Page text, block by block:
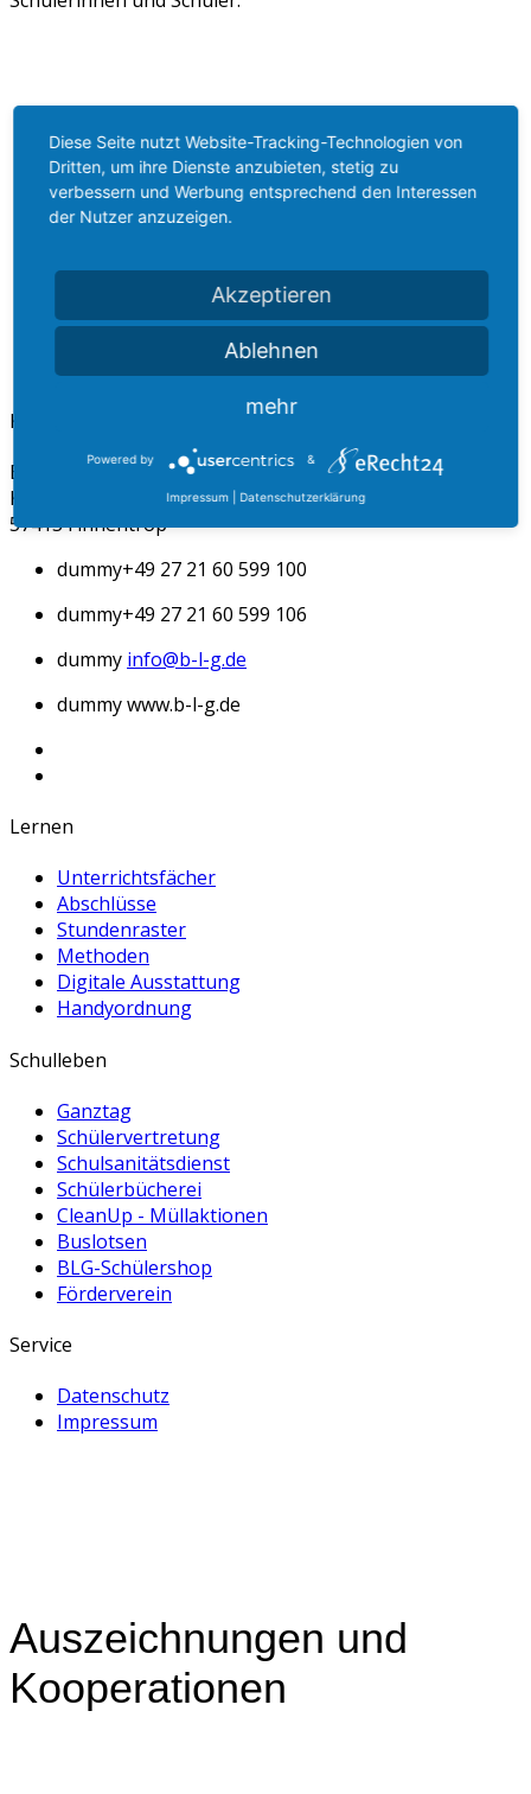
Vorheriger Beitrag: Bundeswehr informiert an der
BLGZurück
Nächster Beitrag: Schüler lernen über
MedienpräventionWeiter
Kontakt
Bigge-Lenne Gesamtschule
Kopernikusstr. 22 - 24
57413 Finnentrop
dummy+49 27 21 60 599 100
dummy+49 27 21 60 599 106
dummy info@b-l-g.de
dummywww.b-l-g.de
Lernen
Unterrichtsfächer
Abschlüsse
Stundenraster
Methoden
Digitale Ausstattung
Handyordnung
Schulleben
Ganztag
Schülervertretung
Schulsanitätsdienst
Schülerbücherei
CleanUp - Müllaktionen
Buslotsen
BLG-Schülershop
Förderverein
Service
Datenschutz
Impressum
Auszeichnungen und
Kooperationen
Diese Seite nutzt Website-Tracking-Technologien von
Dritten, um ihre Dienste anzubieten, stetig zu
verbessern und Werbung entsprechend den Interessen
der Nutzer anzuzeigen.
Akzeptieren
Ablehnen
mehr
Powered by &
Impressum Datenschutzerklärung